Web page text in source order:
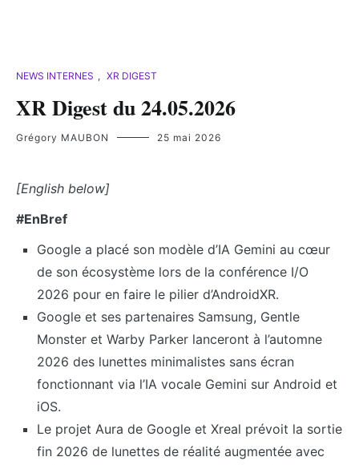
NEWS INTERNES , XR DIGEST
XR Digest du 24.05.2026
Grégory MAUBON 25 mai 2026
[English below]
#EnBref
Google a placé son modèle d’IA Gemini au cœur
de son écosystème lors de la conférence I/O
2026 pour en faire le pilier d’AndroidXR.
Google et ses partenaires Samsung, Gentle
Monster et Warby Parker lanceront à l’automne
2026 des lunettes minimalistes sans écran
fonctionnant via l’IA vocale Gemini sur Android et
iOS.
Le projet Aura de Google et Xreal prévoit la sortie
fin 2026 de lunettes de réalité augmentée avec